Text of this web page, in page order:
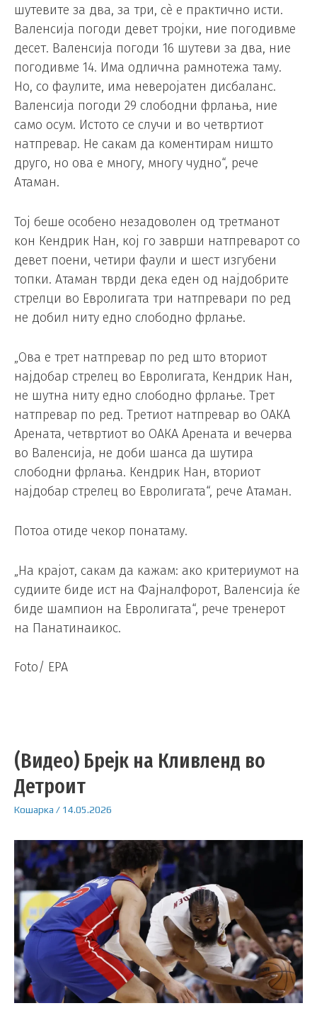
шутевите за два, за три, сè е практично исти.
Валенсија погоди девет тројки, ние погодивме
десет. Валенсија погоди 16 шутеви за два, ние
погодивме 14. Има одлична рамнотежа таму.
Но, со фаулите, има неверојатен дисбаланс.
Валенсија погоди 29 слободни фрлања, ние
само осум. Истото се случи и во четвртиот
натпревар. Не сакам да коментирам ништо
друго, но ова е многу, многу чудно“, рече
Атаман.
Тој беше особено незадоволен од третманот
кон Кендрик Нан, кој го заврши натпреварот со
девет поени, четири фаули и шест изгубени
топки. Атаман тврди дека еден од најдобрите
стрелци во Евролигата три натпревари по ред
не добил ниту едно слободно фрлање.
„Ова е трет натпревар по ред што вториот
најдобар стрелец во Евролигата, Кендрик Нан,
не шутна ниту едно слободно фрлање. Трет
натпревар по ред. Третиот натпревар во ОАКА
Арената, четвртиот во ОАКА Арената и вечерва
во Валенсија, не доби шанса да шутира
слободни фрлања. Кендрик Нан, вториот
најдобар стрелец во Евролигата“, рече Атаман.
Потоа отиде чекор понатаму.
„На крајот, сакам да кажам: ако критериумот на
судиите биде ист на Фајналфорот, Валенсија ќе
биде шампион на Евролигата“, рече тренерот
на Панатинаикос.
Foto/ EPA
(Видео) Брејк на Кливленд во
Детроит
Кошарка / 14.05.2026